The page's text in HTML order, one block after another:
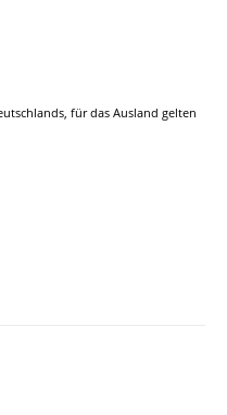
für das Ausland gelten